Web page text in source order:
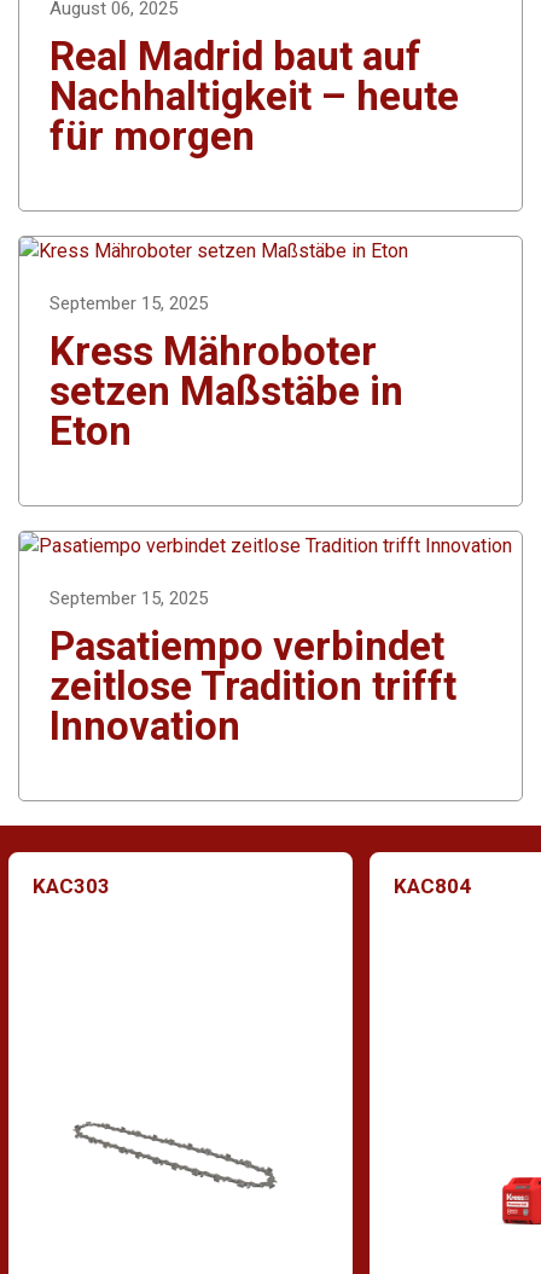
August 06, 2025
Real Madrid baut auf
Nachhaltigkeit – heute
für morgen
September 15, 2025
Kress Mähroboter
setzen Maßstäbe in
Eton
September 15, 2025
Pasatiempo verbindet
zeitlose Tradition trifft
Innovation
KAC303 KAC804